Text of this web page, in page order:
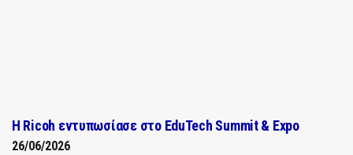
Η Ricoh εντυπωσίασε στο EduTech Summit & Expo
26/06/2026